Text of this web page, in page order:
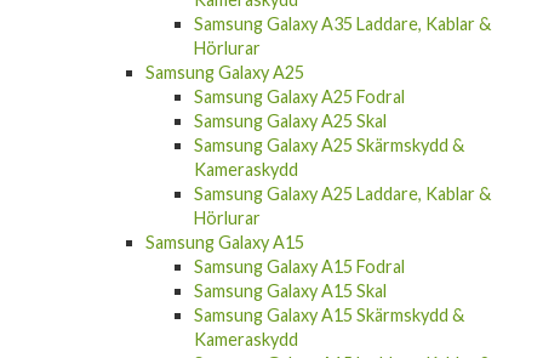
Samsung Galaxy A35 Laddare, Kablar &
Hörlurar
Samsung Galaxy A25
Samsung Galaxy A25 Fodral
Samsung Galaxy A25 Skal
Samsung Galaxy A25 Skärmskydd &
Kameraskydd
Samsung Galaxy A25 Laddare, Kablar &
Hörlurar
Samsung Galaxy A15
Samsung Galaxy A15 Fodral
Samsung Galaxy A15 Skal
Samsung Galaxy A15 Skärmskydd &
Kameraskydd